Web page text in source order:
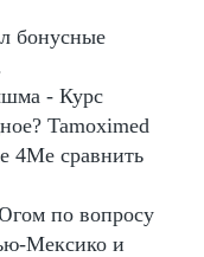
бонусные
- Курс
Tamoximed
4Me сравнить
по вопросу
Мексико и